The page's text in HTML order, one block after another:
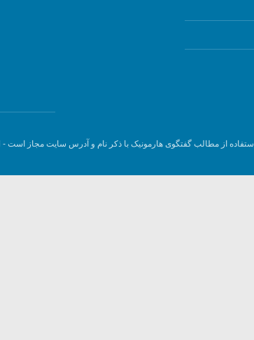
استفاده از مطالب گفتگوی هارمونیک با ذکر نام و آدرس سایت مجاز است -